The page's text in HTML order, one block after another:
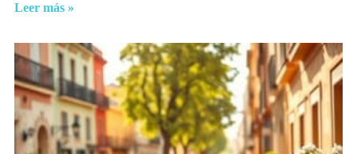
Leer más »